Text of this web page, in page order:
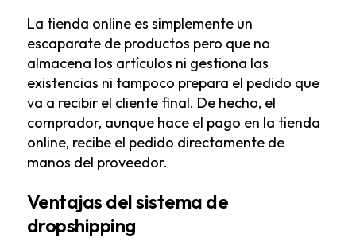
La tienda online es simplemente un
escaparate de productos pero que no
almacena los artículos ni gestiona las
existencias ni tampoco prepara el pedido que
va a recibir el cliente final. De hecho, el
comprador, aunque hace el pago en la tienda
online, recibe el pedido directamente de
manos del proveedor.
Ventajas del sistema de
dropshipping